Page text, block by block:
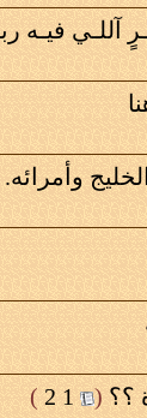
آللـي فيـه
وأمرائه.
؟؟ (
1
2
)